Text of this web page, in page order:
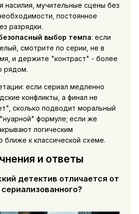
насилия, мучительные сцены без
постоянное
разрядки.
выбор темпа: если
смотрите по серии, не в
и держите "контраст" - более
рядом.
если сериал медленно
конфликты, а финал не
сколько подводит моральный
формуле; если же
логическим
ближе к классической схеме.
и ответы
детектив отличается от